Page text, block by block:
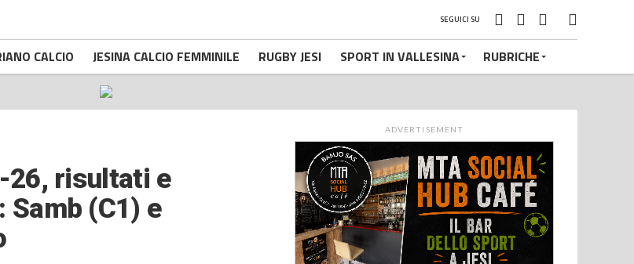
SEGUICI SU
CALCIO JESINA CALCIO FEMMINILE RUGBY JESI SPORT IN VALLESINA RUBRICHE
26, risultati e
(C1) e
ADVERTISEMENT